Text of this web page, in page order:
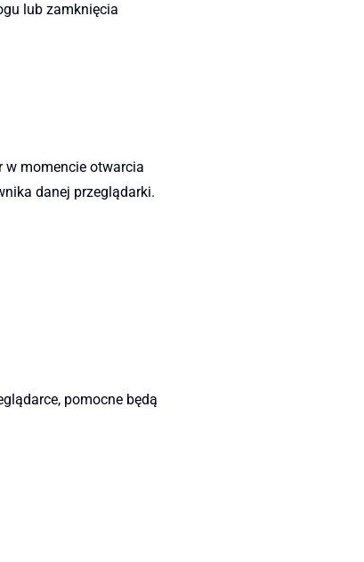
lub zamknięcia
w momencie otwarcia
danej przeglądarki.
pomocne będą